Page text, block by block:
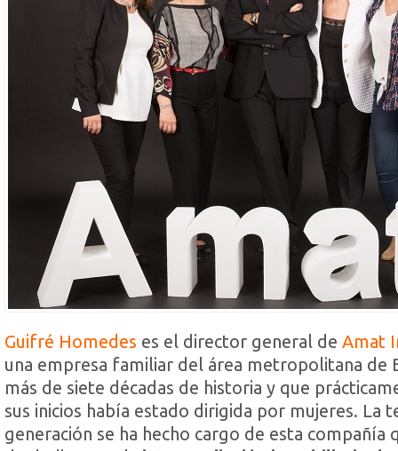
Guifré Homedes es el director general de Amat
una empresa familiar del área metropolitana de
más de siete décadas de historia y que
sus inicios había estado dirigida por mujeres. La
generación se ha hecho cargo de esta compañía